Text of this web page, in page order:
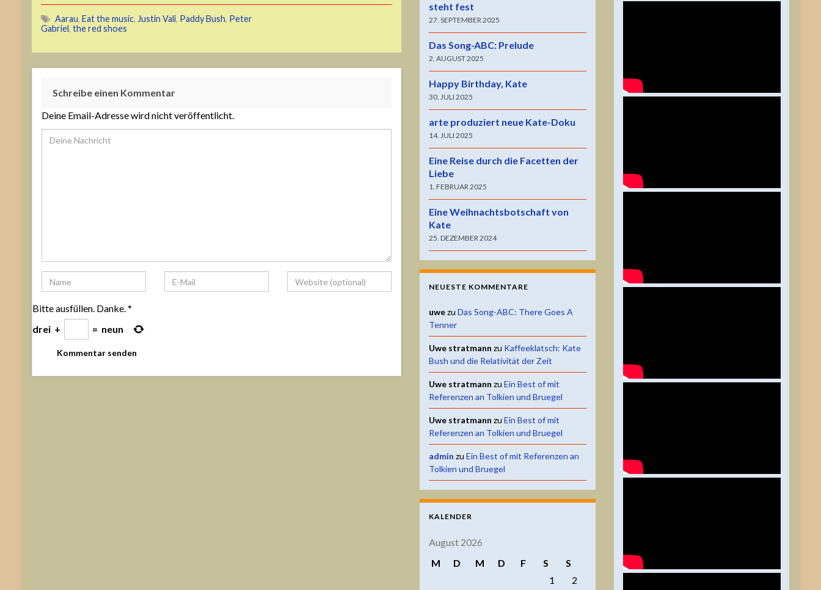
Aarau, Eat the music, Justin Vali, Paddy Bush, Peter
Gabriel, the red shoes
Schreibe einen Kommentar
Deine Email-Adresse wird nicht veröffentlicht.
Bitte ausfüllen. Danke.*
drei + = neun
steht fest
27. SEPTEMBER 2025
Das Song-ABC: Prelude
2. AUGUST 2025
Happy Birthday, Kate
30. JULI 2025
arte produziert neue Kate-Doku
14. JULI 2025
Eine Reise durch die Facetten der
Liebe
1. FEBRUAR 2025
Eine Weihnachtsbotschaft von
Kate
25. DEZEMBER 2024
NEUESTE KOMMENTARE
uwezu Das Song-ABC: There Goes A
Tenner
Uwe stratmann zu Kaffeeklatsch: Kate
Bush und die Relativität der Zeit
Uwe stratmann zu Ein Best of mit
Referenzen an Tolkien und Bruegel
Uwe stratmann zu Ein Best of mit
Referenzen an Tolkien und Bruegel
admin zu Ein Best of mit Referenzen an
Tolkien und Bruegel
KALENDER
August 2026
M
D M D F S
S
1
2